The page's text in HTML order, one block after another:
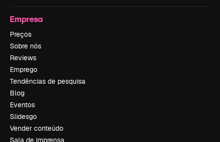
Empresa
Preços
Sobre nós
Reviews
Emprego
Tendências de pesquisa
Blog
Eventos
Slidesgo
Vender conteúdo
Sala de imprensa